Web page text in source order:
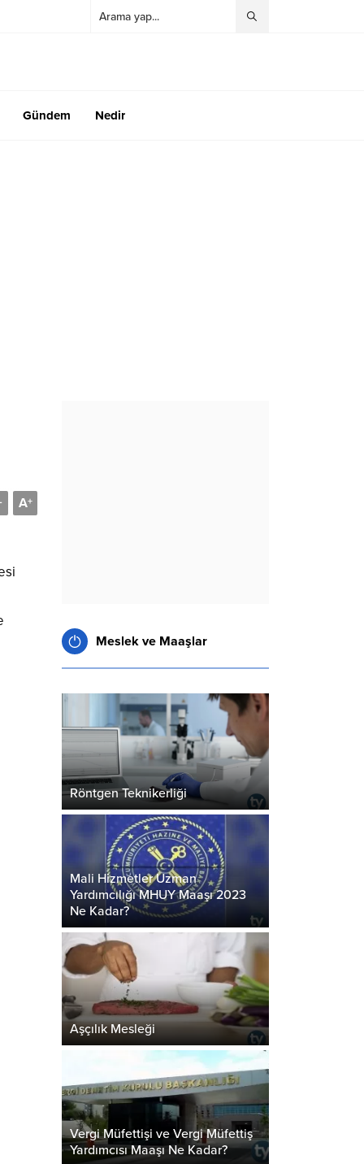
Gündem Nedir
A+
-
Meslek ve Maaşlar
Röntgen Teknikerliği
Mali Hizmetler Uzman
Yardımcılığı MHUY Maaşı 2023
Ne Kadar?
Aşçılık Mesleği
Vergi Müfettişi ve Vergi Müfettiş
Yardımcısı Maaşı Ne Kadar?